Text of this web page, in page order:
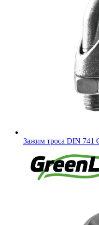
Зажим троса DIN 741